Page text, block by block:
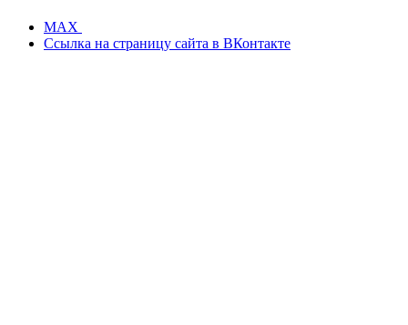
MAX
Ссылка на страницу сайта в ВКонтакте